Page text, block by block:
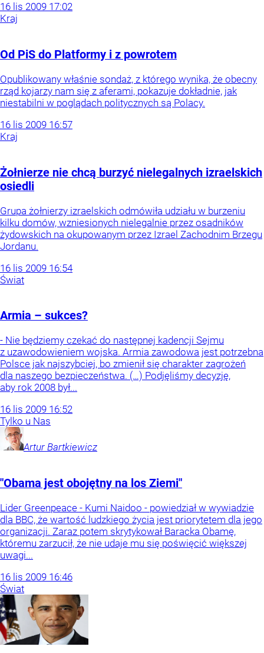
16 lis 2009 17:02
Kraj
Od PiS do Platformy i z powrotem
Opublikowany właśnie sondaż, z którego wynika, że obecny
rząd kojarzy nam się z aferami, pokazuje dokładnie, jak
niestabilni w poglądach politycznych są Polacy.
16 lis 2009 16:57
Kraj
Żołnierze nie chcą burzyć nielegalnych izraelskich
osiedli
Grupa żołnierzy izraelskich odmówiła udziału w burzeniu
kilku domów, wzniesionych nielegalnie przez osadników
żydowskich na okupowanym przez Izrael Zachodnim Brzegu
Jordanu.
16 lis 2009 16:54
Świat
Armia – sukces?
- Nie będziemy czekać do następnej kadencji Sejmu
z uzawodowieniem wojska. Armia zawodowa jest potrzebna
Polsce jak najszybciej, bo zmienił się charakter zagrożeń
dla naszego bezpieczeństwa. (…) Podjęliśmy decyzję,
aby rok 2008 był...
16 lis 2009 16:52
Tylko u Nas
Artur Bartkiewicz
"Obama jest obojętny na los Ziemi"
Lider Greenpeace - Kumi Naidoo - powiedział w wywiadzie
dla BBC, że wartość ludzkiego życia jest priorytetem dla jego
organizacji. Zaraz potem skrytykował Baracka Obamę,
któremu zarzucił, że nie udaje mu się poświęcić większej
uwagi...
16 lis 2009 16:46
Świat